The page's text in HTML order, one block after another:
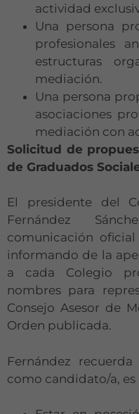
actividad
Una persona
profesionales
estructuras
mediación.
Una persona
asociaciones
mediación con
Solicitud de
de Graduados
El presidente del
Fernández
comunicación
informando de la
a cada Colegio
nombres para
Consejo Asesor de
Orden publicada.
Fernández
como candidato/a,